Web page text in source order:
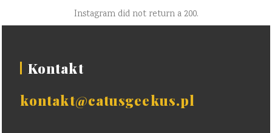
Instagram did not return a 200.
Kontakt
kontakt@catusgeekus.pl